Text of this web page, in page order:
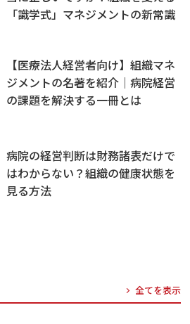
「識学式」マネジメントの新常識
【医療法人経営者向け】組織マネ
ジメントの名著を紹介｜病院経営
の課題を解決する一冊とは
病院の経営判断は財務諸表だけで
はわからない？組織の健康状態を
見る方法
全てを表示